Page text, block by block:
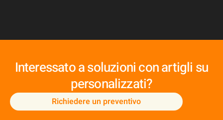
Interessato a soluzioni con artigli su
personalizzati?
Richiedere un preventivo